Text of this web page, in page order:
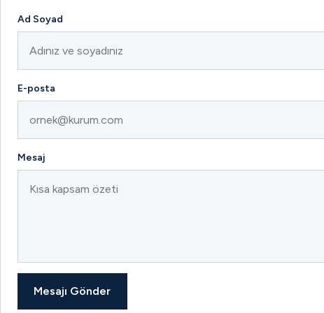
Ad Soyad
E-posta
Mesaj
Mesajı Gönder